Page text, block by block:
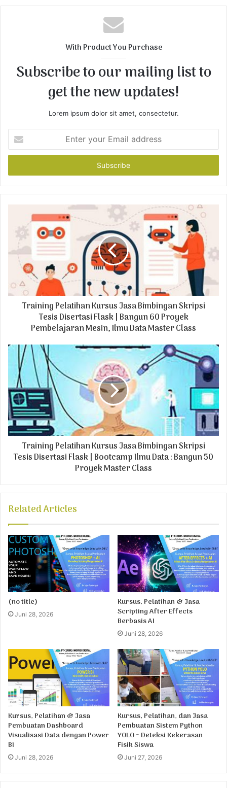
b
s
i
With Product You Purchase
Subscribe to our mailing list to
get the new updates!
Lorem ipsum dolor sit amet, consectetur.
t
r
y
a
a
d
s
Training Pelatihan Kursus Jasa Bimbingan Skripsi
Tesis Disertasi Flask | Bangun 60 Proyek
Pembelajaran Mesin, Ilmu Data Master Class
Training Pelatihan Kursus Jasa Bimbingan Skripsi
Tesis Disertasi Flask | Bootcamp Ilmu Data : Bangun 50
Proyek Master Class
Related Articles
(no title)
Juni 28, 2026
Kursus, Pelatihan & Jasa
Scripting After Effects
Berbasis AI
Juni 28, 2026
Kursus, Pelatihan & Jasa
Pembuatan Dashboard
Visualisasi Data dengan Power
BI
Juni 28, 2026
Kursus, Pelatihan, dan Jasa
Pembuatan Sistem Python
YOLO ~ Deteksi Kekerasan
Fisik Siswa
Juni 27, 2026